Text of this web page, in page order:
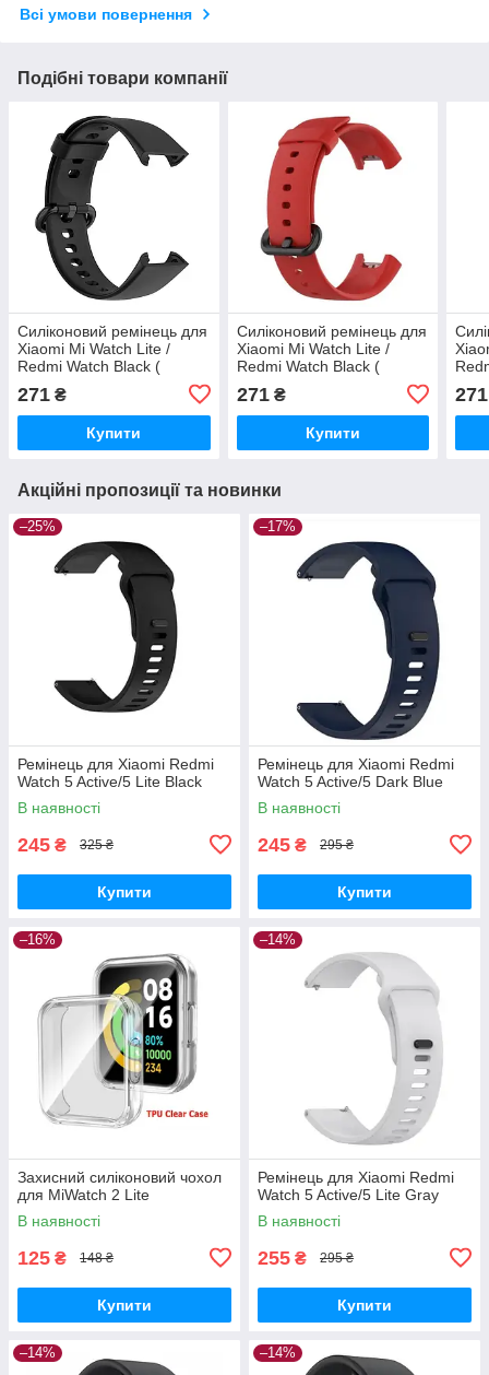
Всі умови повернення
Подібні товари компанії
Силіконовий ремінець для
Xiaomi Mi Watch Lite /
Redmi Watch Black (
271 ₴
Купити
Силіконовий ремінець для
Xiaomi Mi Watch Lite /
Redmi Watch Black (
271₴
Купити
271
Акційні пропозиції та новинки
–25%
Ремінець для Xiaomi Redmi
Watch 5 Active/5 Lite Black
В наявності
245 ₴ 325 ₴
Купити
–17%
Ремінець для Xiaomi Redmi
Watch 5 Active/5 Dark Blue
В наявності
245 ₴ 295 ₴
Купити
–16%
Захисний силіконовий чохол
для MiWatch 2 Lite
В наявності
125 ₴ 148 ₴
Купити
–14%
Ремінець для Xiaomi Redmi
Watch 5 Active/5 Lite Gray
В наявності
255 ₴ 295 ₴
Купити
–14% –14%